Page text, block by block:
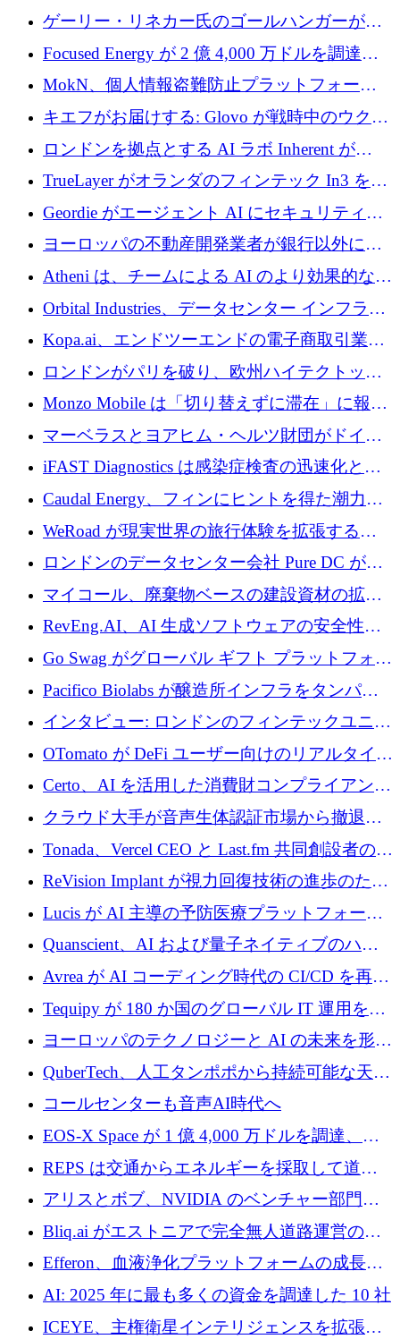
2,000 万ユーロのシードラウンドを完了
ゲーリー・リネカー氏のゴールハンガーがVC
事業を開始
Focused Energy が 2 億 4,000 万ドルを調達、
TrueLayer が In3 を買収、ロンドンが首位の座
を奪還
MokN、個人情報盗難防止プラットフォーム
の成長のためにシリーズ A で 1,500 万ドルを
調達
キエフがお届けする: Glovo が戦時中のウクラ
イナで最も急速に成長する市場の 1 つをどの
ように拡大したか
ロンドンを拠点とする AI ラボ Inherent が
5,000 万ドルの資金調達でステルスから浮上
TrueLayer がオランダのフィンテック In3 を買
収、チェックアウト時にクレジットを提供
Geordie がエージェント AI にセキュリティと
ガバナンスをもたらすために 3,000 万ドルを
ヨーロッパの不動産開発業者が銀行以外にも
目を向けているため、InRentoの資金調達額は
1億ユーロを突破
Atheni は、チームによる AI のより効果的な使
用を支援するために 35 万ポンドを確保
Orbital Industries、データセンター インフラス
トラクチャ システムの拡張に 5,000 万ドルを
確保
Kopa.ai、エンドツーエンドの電子商取引業務
用の AI エージェントを構築するために 200
万ユーロを調達
ロンドンがパリを破り、欧州ハイテクトップ
の座を奪還
Monzo Mobile は「切り替えずに滞在」に報酬
を与える
マーベラスとヨアヒム・ヘルツ財団がドイツ
の商業化ギャップを埋めるために2,000万ユー
ロのディープテック基金を立ち上げる
iFAST Diagnostics は感染症検査の迅速化と抗
菌薬耐性への取り組みに 500 万ポンドを寄付
Caudal Energy、フィンにヒントを得た潮力発
電技術の規模拡大に向けて 430 万ポンドを調
WeRoad が現実世界の旅行体験を拡張するた
めに 5,800 万ドルを獲得
ロンドンのデータセンター会社 Pure DC が欧
州と中東の拡張に 27 億ドルを確保
マイコール、廃棄物ベースの建設資材の拡大
に400万ポンドを投資
RevEng.AI、AI 生成ソフトウェアの安全性を
確保するために 1,500 万ドルを調達
Go Swag がグローバル ギフト プラットフォー
ムを拡大するために 500 万ドルを調達
Pacifico Biolabs が醸造所インフラをタンパク
質生産に転換するために 700 万ユーロを調達
インタビュー: ロンドンのフィンテックユニコ
ーン Tide の CEO、オリバー・プリル氏
OTomato が DeFi ユーザー向けのリアルタイム
インテリジェンス レイヤーを構築するために
Improbable から 200 万ドルを調達
Certo、AI を活用した消費財コンプライアンス
プラットフォームのために 400 万ドルを調達
クラウド大手が音声生体認証市場から撤退す
るなか、Voxmindが54万6,000ポンドのプレシ
ード資金を調達
Tonada、Vercel CEO と Last.fm 共同創設者の支
援を受けてステルス撤退
ReVision Implant が視力回復技術の進歩のため
に 400 万ユーロを確保
Lucis が AI 主導の予防医療プラットフォーム
を拡大するためにシリーズ A で 2,000 万ドル
を調達
Quanscient、AI および量子ネイティブのハー
ドウェア エンジニアリングを推進するために
1,000 万ユーロを調達
Avrea が AI コーディング時代の CI/CD を再発
明するために 470 万ドルをかけてステルスか
ら浮上
Tequipy が 180 か国のグローバル IT 運用を自
動化するために 300 万ユーロ以上を調達
ヨーロッパのテクノロジーと AI の未来を形作
る: イノベーション リーダーが Nexus
Luxembourg 2026 に集まる理由
QuberTech、人工タンポポから持続可能な天然
ゴムを開発するために 340 万ポンドを調達
コールセンターも音声AI時代へ
EOS-X Space が 1 億 4,000 万ドルを調達、
Mistral が Emmi AI を買収、Bliq がエストニア
での完全無人道路運営を承認
REPS は交通からエネルギーを採取して道路
を発電所に変えるために 2,360 万ドルを調達
アリスとボブ、NVIDIA のベンチャー部門か
らの投資でシリーズ B を拡大
Bliq.ai がエストニアで完全無人道路運営の承
認を獲得
Efferon、血液浄化プラットフォームの成長に
250万ユーロを確保
AI: 2025 年に最も多くの資金を調達した 10 社
ICEYE、主権衛星インテリジェンスを拡張す